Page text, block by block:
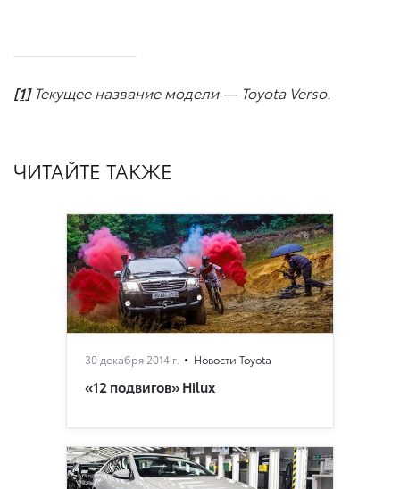
[1]Текущее название модели — Toyota Verso.
ЧИТАЙТЕ ТАКЖЕ
30 декабря 2014 г. Новости Toyota
«12 подвигов» Hilux